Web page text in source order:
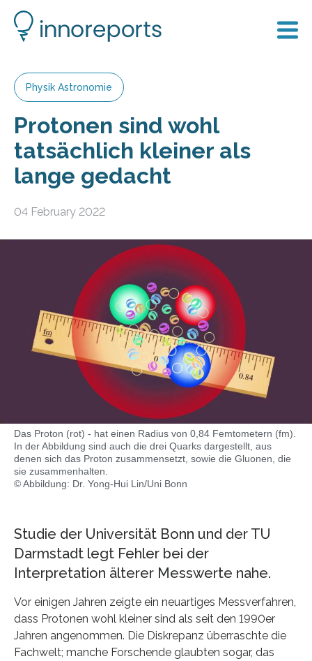
Physik Astronomie
Protonen sind wohl
tatsächlich kleiner als
lange gedacht
04 February 2022
Das Proton (rot) - hat einen Radius von 0,84 Femtometern (fm).
In der Abbildung sind auch die drei Quarks dargestellt, aus
denen sich das Proton zusammensetzt, sowie die Gluonen, die
sie zusammenhalten.
© Abbildung: Dr. Yong-Hui Lin/Uni Bonn
Studie der Universität Bonn und der TU
Darmstadt legt Fehler bei der
Interpretation älterer Messwerte nahe.
Vor einigen Jahren zeigte ein neuartiges Messverfahren,
dass Protonen wohl kleiner sind als seit den 1990er
Jahren angenommen. Die Diskrepanz überraschte die
Fachwelt; manche Forschende glaubten sogar, das